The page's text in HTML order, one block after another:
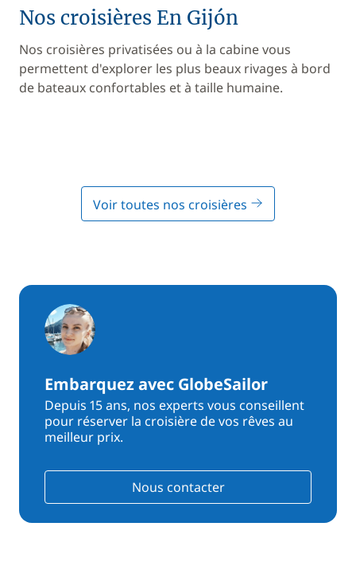
Nos croisières En Gijón
Nos croisières privatisées ou à la cabine vous
permettent d'explorer les plus beaux rivages à bord
de bateaux confortables et à taille humaine.
Voir toutes nos croisières
Embarquez avec GlobeSailor
Depuis 15 ans, nos experts vous conseillent
pour réserver la croisière de vos rêves au
meilleur prix.
Nous contacter